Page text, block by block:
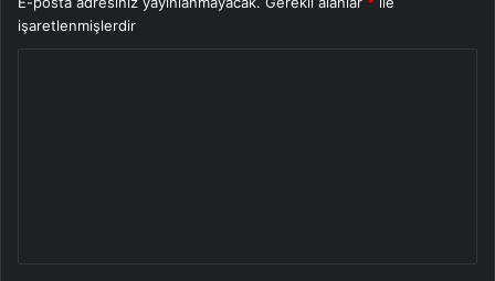
işaretlenmişlerdir